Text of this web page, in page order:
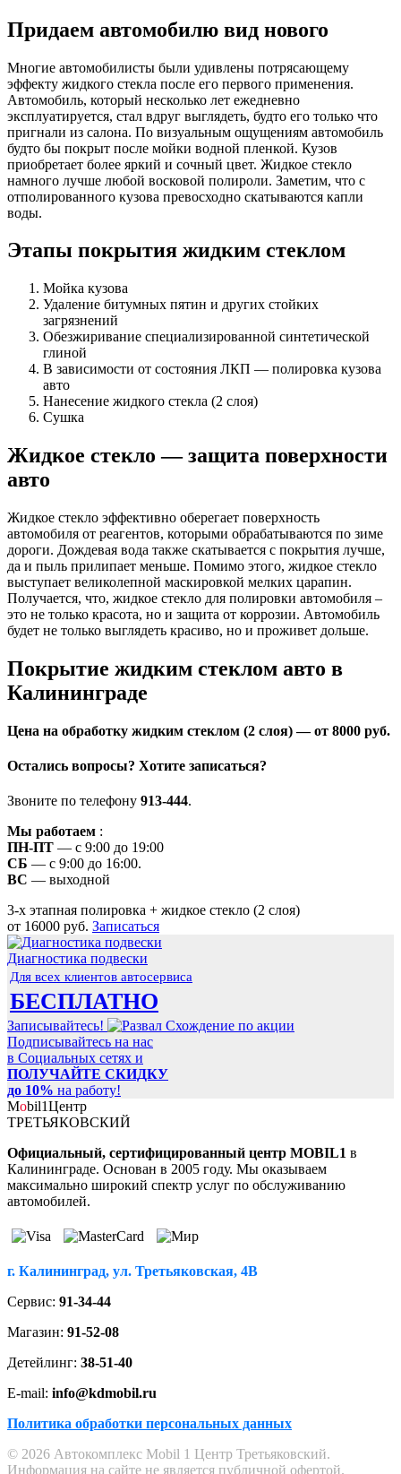
Придаем автомобилю вид нового
Многие автомобилисты были удивлены потрясающему
эффекту жидкого стекла после его первого применения.
Автомобиль, который несколько лет ежедневно
эксплуатируется, стал вдруг выглядеть, будто его только что
пригнали из салона. По визуальным ощущениям автомобиль
будто бы покрыт после мойки водной пленкой. Кузов
приобретает более яркий и сочный цвет. Жидкое стекло
намного лучше любой восковой полироли. Заметим, что с
отполированного кузова превосходно скатываются капли
воды.
Этапы покрытия жидким стеклом
Мойка кузова
Удаление битумных пятин и других стойких
загрязнений
Обезжиривание специализированной синтетической
глиной
В зависимости от состояния ЛКП — полировка кузова
авто
Нанесение жидкого стекла (2 слоя)
Сушка
Жидкое стекло — защита поверхности
авто
Жидкое стекло эффективно оберегает поверхность
автомобиля от реагентов, которыми обрабатываются по зиме
дороги. Дождевая вода также скатывается с покрытия лучше,
да и пыль прилипает меньше. Помимо этого, жидкое стекло
выступает великолепной маскировкой мелких царапин.
Получается, что, жидкое стекло для полировки автомобиля –
это не только красота, но и защита от коррозии. Автомобиль
будет не только выглядеть красиво, но и проживет дольше.
Покрытие жидким стеклом авто в
Калининграде
Цена на обработку жидким стеклом (2 слоя) — от 8000 руб.
Остались вопросы? Хотите записаться?
Звоните по телефону 913-444.
Мы работаем :
ПН-ПТ — с 9:00 до 19:00
СБ — с 9:00 до 16:00.
ВС — выходной
3-х этапная полировка + жидкое стекло (2 слоя)
от 16000 руб. Записаться
Диагностика подвески
Для всех клиентов автосервиса
БЕСПЛАТНО
Записывайтесь!
Подписывайтесь на нас
в Социальных сетях и
ПОЛУЧАЙТЕ СКИДКУ
до 10% на работу!
Mobil1Центр
ТРЕТЬЯКОВСКИЙ
Официальный, сертифицированный центр MOBIL1 в
Калининграде. Основан в 2005 году. Мы оказываем
максимально широкий спектр услуг по обслуживанию
автомобилей.
г. Калининград, ул. Третьяковская, 4В
Сервис: 91-34-44
Магазин: 91-52-08
Детейлинг: 38-51-40
E-mail: info@kdmobil.ru
Политика обработки персональных данных
© 2026 Автокомплекс Mobil 1 Центр Третьяковский.
Информация на сайте не является публичной офертой.